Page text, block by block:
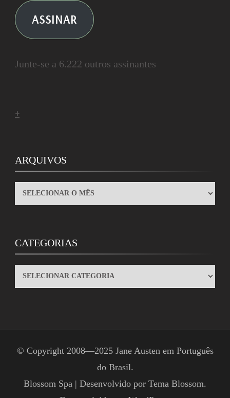
ASSINAR
Junte-se a 6.222 outros assinantes
+
ARQUIVOS
ARQUIVOS
CATEGORIAS
CATEGORIAS
© Copyright 2008—2025 Jane Austen em Português
do Brasil.
Blossom Spa | Desenvolvido por Tema Blossom.